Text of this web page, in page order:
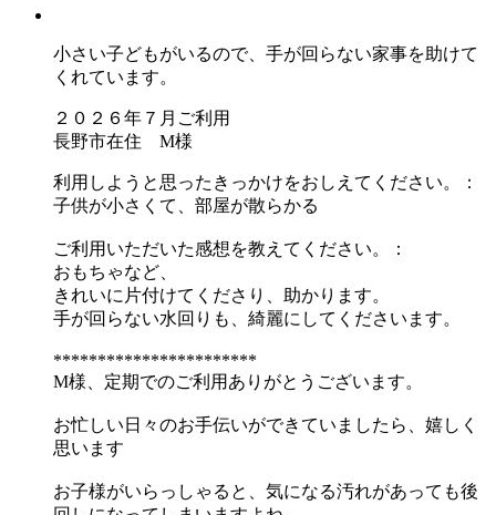
小さい子どもがいるので、手が回らない家事を助けて
くれています。
２０２６年７月ご利用
長野市在住 M様
利用しようと思ったきっかけをおしえてください。：
子供が小さくて、部屋が散らかる
ご利用いただいた感想を教えてください。：
おもちゃなど、
きれいに片付けてくださり、助かります。
手が回らない水回りも、綺麗にしてくださいます。
***********************
M様、定期でのご利用ありがとうございます。
お忙しい日々のお手伝いができていましたら、嬉しく
思います
お子様がいらっしゃると、気になる汚れがあっても後